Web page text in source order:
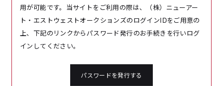
用が可能です。当サイトをご利用の際は、（株）ニューアー
ト・エストウェストオークションズのログインIDをご用意の
上、下記のリンクからパスワード発行のお手続きを行いログ
インしてください。
パスワードを発行する